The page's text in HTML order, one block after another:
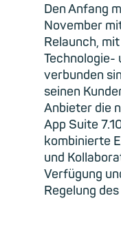
Den Anfang
November
Relaunch,
Technologie-
verbunden
seinen
Anbieter die
App Suite
kombinierte
und
Verfügung
Regelung